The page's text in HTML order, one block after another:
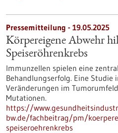
Pressemitteilung - 19.05.2025
Körpereigene Abwehr
Speiseröhrenkrebs
Immunzellen spielen eine
Behandlungserfolg. Eine Studie
Veränderungen im
Mutationen.
https://
bw.de/fachbeitrag/pm/
speiseroehrenkrebs